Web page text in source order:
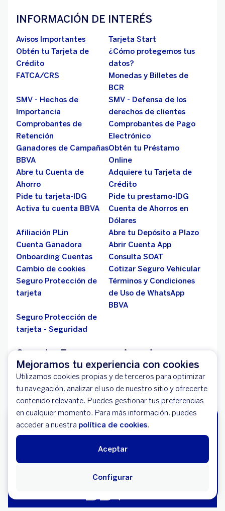
Mejoramos tu experiencia con cookies
Utilizamos cookies propias y de terceros para optimizar
tu navegación, analizar el uso de nuestro sitio y ofrecerte
contenido relevante. Puedes gestionar tus preferencias
en cualquier momento. Para más información, puedes
acceder a nuestra política de cookies.
Aceptar
Configurar
Solicita tu Tarjeta de Crédito BBVA
Miles de descuentos y Paga en Cuotas
sin Intereses.
Hazlo aquí
INFORMACIÓN DE INTERÉS
Avisos Importantes
Tarjeta Start
Obtén tu Tarjeta de
Crédito
¿Cómo protegemos tus
datos?
FATCA/CRS
Monedas y Billetes de
BCR
SMV - Hechos de
Importancia
SMV - Defensa de los
derechos de clientes
Comprobantes de
Retención
Comprobantes de Pago
Electrónico
Ganadores de Campañas
BBVA
Obtén tu Préstamo
Online
Abre tu Cuenta de
Ahorro
Adquiere tu Tarjeta de
Crédito
Pide tu tarjeta-IDG
Pide tu prestamo-IDG
Activa tu cuenta BBVA
Cuenta de Ahorros en
Dólares
Afiliación PLin
Abre tu Depósito a Plazo
Cuenta Ganadora
Abrir Cuenta App
Onboarding Cuentas
Consulta SOAT
Cambio de cookies
Cotizar Seguro Vehicular
Seguro Protección de
tarjeta
Términos y Condiciones
de Uso de WhatsApp
BBVA
Seguro Protección de
tarjeta - Seguridad
Ganador E-commerce Award
Líderes en Servicios Financieros y Banca Online -
2018
Conoce más sobre este y otros premios:
Premios y Reconocimiento
Si quieres comunicarnos una vulnerabilidad que hayas
encontrado en BBVA, por favor
Libro de reclamaciones